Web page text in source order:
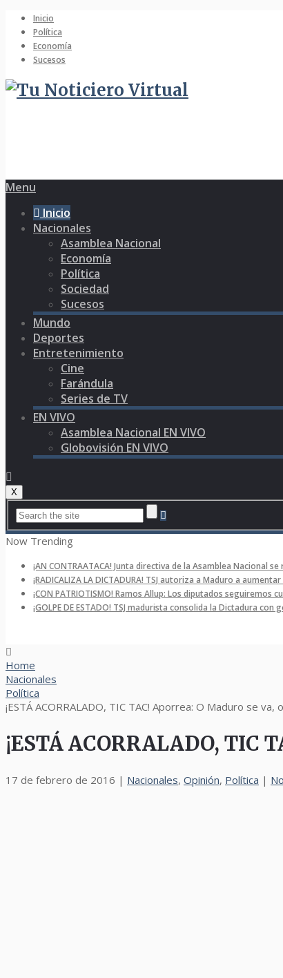
Inicio
Política
Economía
Sucesos
Menu
Inicio
Nacionales
Asamblea Nacional
Economía
Política
Sociedad
Sucesos
Mundo
Deportes
Entretenimiento
Cine
Farándula
Series de TV
EN VIVO
Asamblea Nacional EN VIVO
Globovisión EN VIVO
X
Now Trending
¡AN CONTRAATACA! Junta directiva de la Asamblea Nacional
¡RADICALIZA LA DICTADURA! TSJ autoriza a Maduro a
¡CON PATRIOTISMO! Ramos Allup: Los diputados
¡GOLPE DE ESTADO! TSJ madurista consolida la Dictadura con
Home
Nacionales
Política
¡ESTÁ ACORRALADO, TIC TAC! Aporrea: O Maduro se va,
¡ESTÁ ACORRALADO, TIC
17 de febrero de 2016 | Nacionales, Opinión, Política |